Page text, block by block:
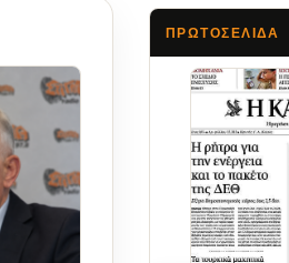
ΠΡΩΤΟΣΈΛΙΔΑ